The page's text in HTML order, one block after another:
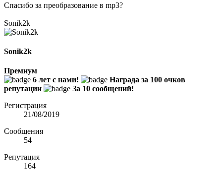
Спасибо за преобразование в mp3?
Sonik2k
Sonik2k
Премиум
6 лет с нами!
Награда за 100 очков
репутации
За 10 сообщений!
Регистрация
21/08/2019
Сообщения
54
Репутация
164